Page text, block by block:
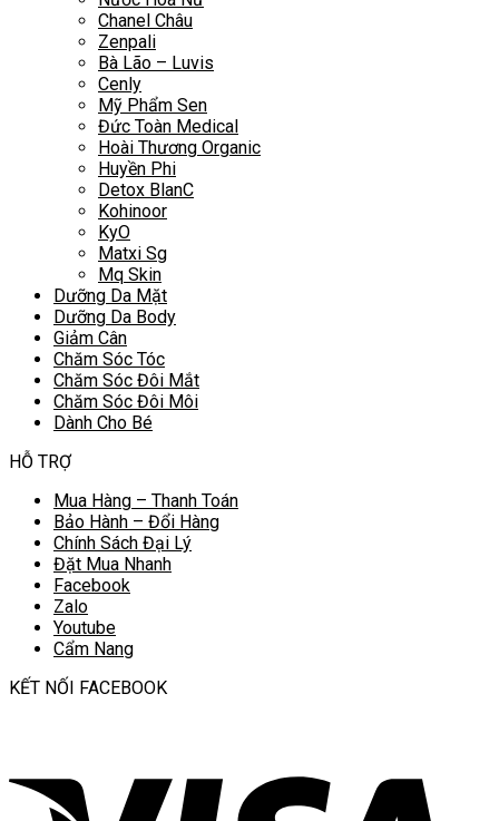
Chanel Châu
Zenpali
Bà Lão – Luvis
Cenly
Mỹ Phẩm Sen
Đức Toàn Medical
Hoài Thương Organic
Huyền Phi
Detox BlanC
Kohinoor
KyO
Matxi Sg
Mq Skin
Dưỡng Da Mặt
Dưỡng Da Body
Giảm Cân
Chăm Sóc Tóc
Chăm Sóc Đôi Mắt
Chăm Sóc Đôi Môi
Dành Cho Bé
HỖ TRỢ
Mua Hàng – Thanh Toán
Bảo Hành – Đổi Hàng
Chính Sách Đại Lý
Đặt Mua Nhanh
Facebook
Zalo
Youtube
Cẩm Nang
KẾT NỐI FACEBOOK